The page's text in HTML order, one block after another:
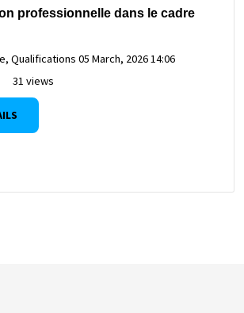
professionnelle dans le cadre
Qualifications 05 March, 2026 14:06
31 views